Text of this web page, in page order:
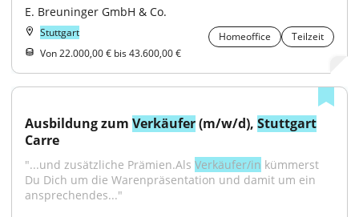
E. Breuninger GmbH & Co.
Stuttgart Homeoffice
Teilzeit
Von 22.000,00 € bis 43.600,00 €
Ausbildung zum Verkäufer (m/w/d), Stuttgart
Carre
"...und zusätzliche Prämien.Als Verkäufer/in kümmerst
Du Dich um die Warenpräsentation und damit um ein
ansprechendes..."